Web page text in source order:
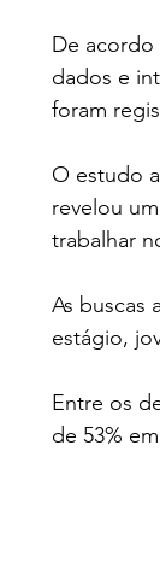
De acordo
dados e
foram
O estudo
revelou
trabalhar
As buscas
estágio,
Entre os
de 53%